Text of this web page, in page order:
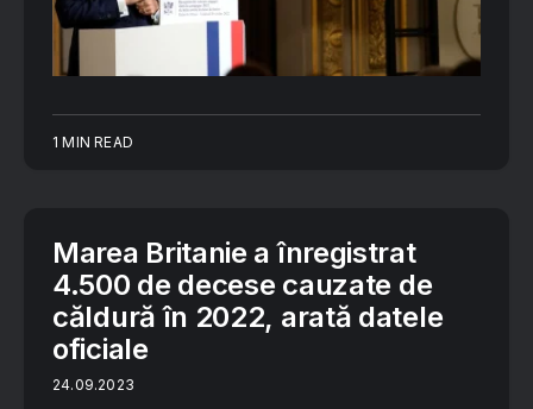
1 MIN READ
Marea Britanie a înregistrat
4.500 de decese cauzate de
căldură în 2022, arată datele
oficiale
24.09.2023